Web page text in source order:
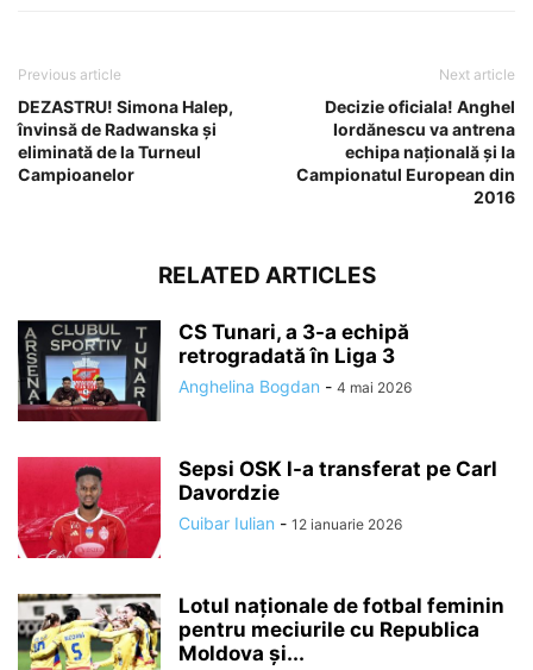
Previous article
DEZASTRU! Simona Halep,
învinsă de Radwanska și
eliminată de la Turneul
Campioanelor
Next article
Decizie oficiala! Anghel
Iordănescu va antrena
echipa naţională şi la
Campionatul European din
2016
RELATED ARTICLES
CS Tunari, a 3-a echipă
retrogradată în Liga 3
Anghelina Bogdan - 4 mai 2026
Sepsi OSK l-a transferat pe Carl
Davordzie
Cuibar Iulian - 12 ianuarie 2026
Lotul naționale de fotbal feminin
pentru meciurile cu Republica
Moldova și...